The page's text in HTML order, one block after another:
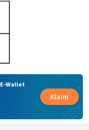
Wallet
Klaim